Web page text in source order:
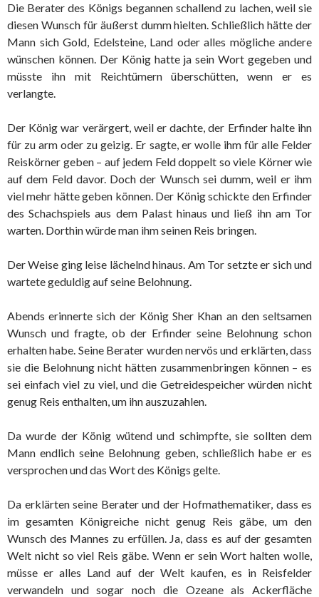
Die Berater des Königs begannen schallend zu lachen, weil sie
diesen Wunsch für äußerst dumm hielten. Schließlich hätte der
Mann sich Gold, Edelsteine, Land oder alles mögliche andere
wünschen können. Der König hatte ja sein Wort gegeben und
müsste ihn mit Reichtümern überschütten, wenn er es
verlangte.
Der König war verärgert, weil er dachte, der Erfinder halte ihn
für zu arm oder zu geizig. Er sagte, er wolle ihm für alle Felder
Reiskörner geben – auf jedem Feld doppelt so viele Körner wie
auf dem Feld davor. Doch der Wunsch sei dumm, weil er ihm
viel mehr hätte geben können. Der König schickte den Erfinder
des Schachspiels aus dem Palast hinaus und ließ ihn am Tor
warten. Dorthin würde man ihm seinen Reis bringen.
Der Weise ging leise lächelnd hinaus. Am Tor setzte er sich und
wartete geduldig auf seine Belohnung.
Abends erinnerte sich der König Sher Khan an den seltsamen
Wunsch und fragte, ob der Erfinder seine Belohnung schon
erhalten habe. Seine Berater wurden nervös und erklärten, dass
sie die Belohnung nicht hätten zusammenbringen können – es
sei einfach viel zu viel, und die Getreidespeicher würden nicht
genug Reis enthalten, um ihn auszuzahlen.
Da wurde der König wütend und schimpfte, sie sollten dem
Mann endlich seine Belohnung geben, schließlich habe er es
versprochen und das Wort des Königs gelte.
Da erklärten seine Berater und der Hofmathematiker, dass es
im gesamten Königreiche nicht genug Reis gäbe, um den
Wunsch des Mannes zu erfüllen. Ja, dass es auf der gesamten
Welt nicht so viel Reis gäbe. Wenn er sein Wort halten wolle,
müsse er alles Land auf der Welt kaufen, es in Reisfelder
verwandeln und sogar noch die Ozeane als Ackerfläche